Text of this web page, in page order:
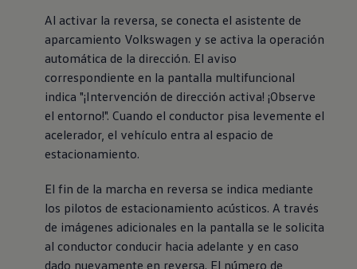
Al activar la reversa, se conecta el asistente de
aparcamiento Volkswagen y se activa la operación
automática de la dirección. El aviso
correspondiente en la pantalla multifuncional
indica "¡Intervención de dirección activa! ¡Observe
el entorno!". Cuando el conductor pisa levemente el
acelerador, el vehículo entra al espacio de
estacionamiento.
El fin de la marcha en reversa se indica mediante
los pilotos de estacionamiento acústicos. A través
de imágenes adicionales en la pantalla se le solicita
al conductor conducir hacia adelante y en caso
dado nuevamente en reversa. El número de